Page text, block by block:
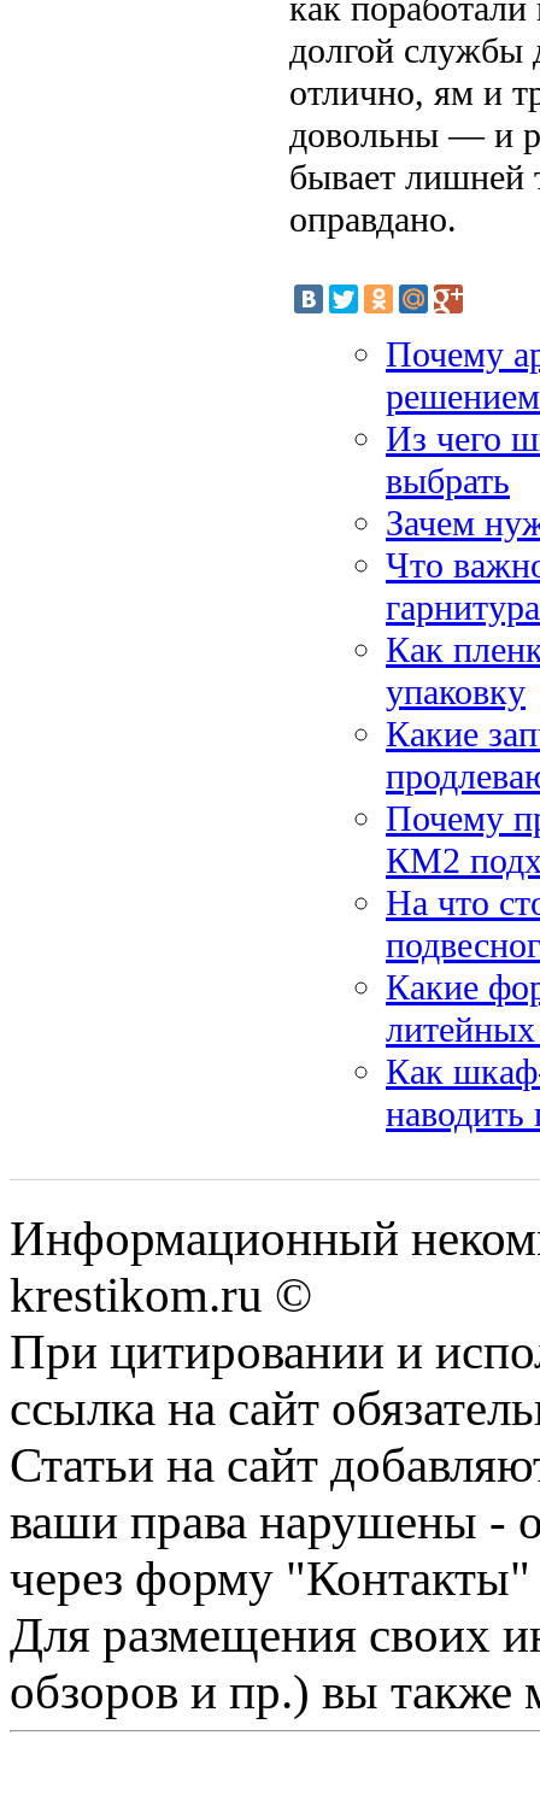
долгой службы
отлично, ям и
довольны — и
бывает лишней
оправдано.
Почему
Из чего
выбрать
Зачем
Что
гарнитура
Как
упаковку
Какие
Почему
КМ2
На что
Какие
Как
наводить
Информационный
krestikom.ru ©
При цитировании и
ссылка на сайт
Статьи на сайт
ваши права нарушены -
через форму "Контакты"
Для размещения своих
обзоров и пр.) вы также